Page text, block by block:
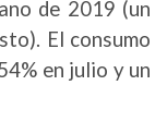
de 2019 (un
El consumo
en julio y un